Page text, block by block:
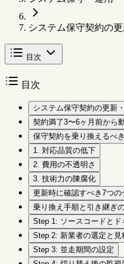
システム保守契約の
目次
目次
システム保守契約の更新
契約満了3〜6ヶ月前から
保守契約を乗り換えるべ
1. 対応品質の低下
2. 費用の不透明さ
3. 技術力の陳腐化
更新時に確認すべき7つの
乗り換え手順と引き継ぎ
Step 1: ソースコードとド
Step 2: 新業者の選定と見
Step 3: 並走期間の設定